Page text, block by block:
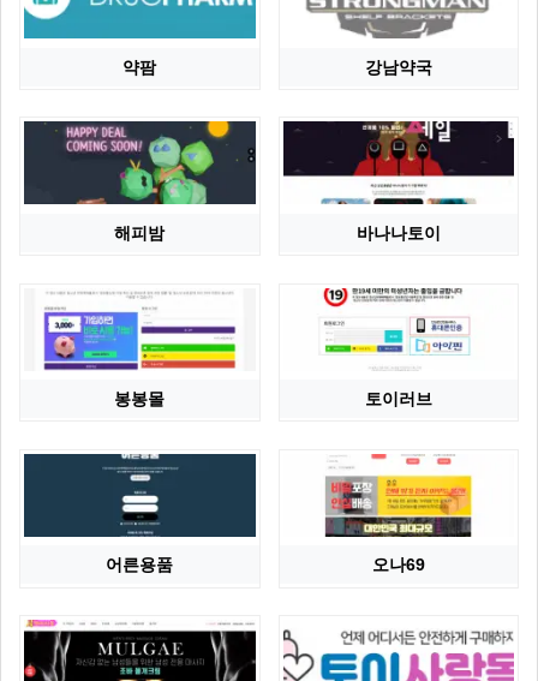
약팜 강남약국
해피밤 바나나토이
봉봉몰 토이러브
어른용품 오나69